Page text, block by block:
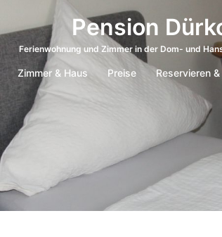
Pension
Ferienwohnung und Zimmer in der Dom- und
Zimmer & Haus Preise Reservieren